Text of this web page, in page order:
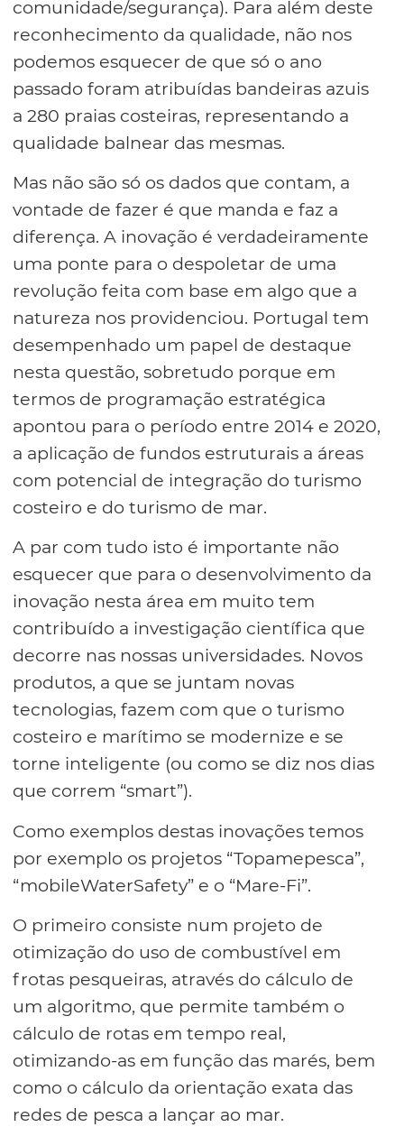
comunidade/segurança). Para além deste
reconhecimento da qualidade, não nos
podemos esquecer de que só o ano
passado foram atribuídas bandeiras azuis
a 280 praias costeiras, representando a
qualidade balnear das mesmas.
Mas não são só os dados que contam, a
vontade de fazer é que manda e faz a
diferença. A inovação é verdadeiramente
uma ponte para o despoletar de uma
revolução feita com base em algo que a
natureza nos providenciou. Portugal tem
desempenhado um papel de destaque
nesta questão, sobretudo porque em
termos de programação estratégica
apontou para o período entre 2014 e 2020,
a aplicação de fundos estruturais a áreas
com potencial de integração do turismo
costeiro e do turismo de mar.
A par com tudo isto é importante não
esquecer que para o desenvolvimento da
inovação nesta área em muito tem
contribuído a investigação científica que
decorre nas nossas universidades. Novos
produtos, a que se juntam novas
tecnologias, fazem com que o turismo
costeiro e marítimo se modernize e se
torne inteligente (ou como se diz nos dias
que correm “smart”).
Como exemplos destas inovações temos
por exemplo os projetos “Topamepesca”,
“mobileWaterSafety” e o “Mare-Fi”.
O primeiro consiste num projeto de
otimização do uso de combustível em
frotas pesqueiras, através do cálculo de
um algoritmo, que permite também o
cálculo de rotas em tempo real,
otimizando-as em função das marés, bem
como o cálculo da orientação exata das
redes de pesca a lançar ao mar.